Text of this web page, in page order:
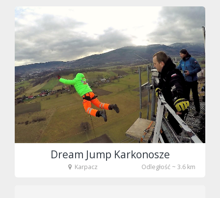
fot. Tenet
Dream Jump Karkonosze
Karpacz Odległość ~ 3.6 km